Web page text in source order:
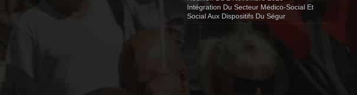
Intégration Du Secteur Médico-Social Et
Social Aux Dispositifs Du Ségur